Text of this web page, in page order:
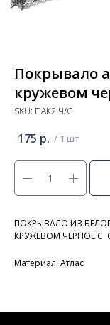
Покрывало
кружевом
SKU: ПАК2 Ч/С
175 р.
ПОКРЫВАЛО ИЗ
КРУЖЕВОМ ЧЕРНОЕ С
Материал: Атлас